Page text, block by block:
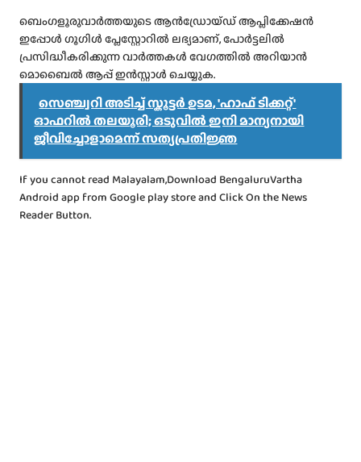
ബെംഗളൂരുവാർത്തയുടെ ആൻഡ്രോയ്ഡ് ആപ്ലിക്കേഷൻ
ഇപ്പോൾ ഗൂഗിൾ പ്ലേസ്റ്റോറിൽ ലഭ്യമാണ്, പോർട്ടലിൽ
പ്രസിദ്ധീകരിക്കുന്ന വാർത്തകൾ വേഗത്തിൽ അറിയാൻ
മൊബൈൽ ആപ്പ് ഇൻസ്റ്റാൾ ചെയ്യുക.
സെഞ്ച്വറി അടിച്ച് സ്കൂട്ടർ ഉടമ, 'ഹാഫ് ടിക്കറ്റ്'
ഓഫറിൽ തലയൂരി; ഒടുവിൽ ഇനി മാന്യനായി
ജീവിച്ചോളാമെന്ന് സത്യപ്രതിജ്ഞ
If you cannot read Malayalam,Download BengaluruVartha
Android app from Google play store and Click On the News
Reader Button.